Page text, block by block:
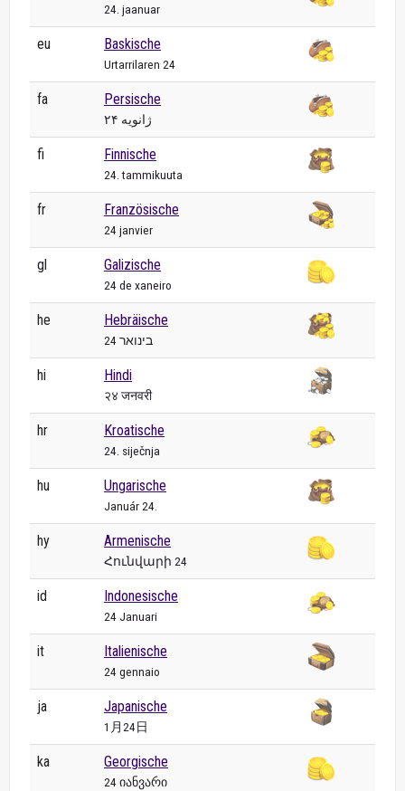
24. jaanuar
eu Baskische
Urtarrilaren 24
fa Persische
۲۴ ژانویه
fi Finnische
24. tammikuuta
fr Französische
24 janvier
gl Galizische
24 de xaneiro
he Hebräische
24 בינואר
hi Hindi
२४ जनवरी
hr Kroatische
24. siječnja
hu Ungarische
Január 24.
hy Armenische
Հունվարի 24
id Indonesische
24 Januari
it Italienische
24 gennaio
ja Japanische
1月24日
ka Georgische
24 იანვარი